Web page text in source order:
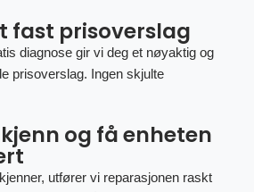
fast prisoverslag
diagnose gir vi deg et nøyaktig og
prisoverslag. Ingen skjulte
og få enheten
utfører vi reparasjonen raskt